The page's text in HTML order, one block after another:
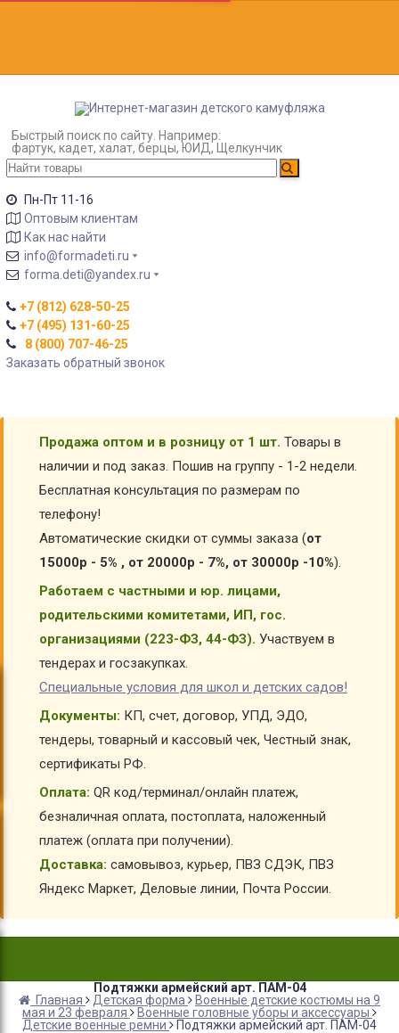
Быстрый поиск по сайту. Например:
фартук, кадет, халат, берцы, ЮИД, Щелкунчик
Пн-Пт 11-16
Оптовым клиентам
Как нас найти
info@formadeti.ru
forma.deti@yandex.ru
+7 (812) 628-50-25
+7 (495) 131-60-25
8 (800) 707-46-25
Заказать обратный звонок
Продажа оптом и в розницу от 1 шт. Товары в
наличии и под заказ. Пошив на группу - 1-2 недели.
Бесплатная консультация по размерам по
телефону!
Автоматические скидки от суммы заказа (от
15000р - 5% , от 20000р - 7%, от 30000р -10%).
Работаем с частными и юр. лицами,
родительскими комитетами, ИП, гос.
организациями (223-ФЗ, 44-ФЗ). Участвуем в
тендерах и госзакупках.
Специальные условия для школ и детских садов!
Документы: КП, счет, договор, УПД, ЭДО,
тендеры, товарный и кассовый чек, Честный знак,
сертификаты РФ.
Оплата: QR код/терминал/онлайн платеж,
безналичная оплата, постоплата, наложенный
платеж (оплата при получении).
Доставка: самовывоз, курьер, ПВЗ СДЭК, ПВЗ
Яндекс Маркет, Деловые линии, Почта России.
Подтяжки армейский арт. ПАМ-04
Главная
Детская форма
Военные детские костюмы на 9
мая и 23 февраля
Военные головные уборы и аксессуары
Детские военные ремни
Подтяжки армейский арт. ПАМ-04